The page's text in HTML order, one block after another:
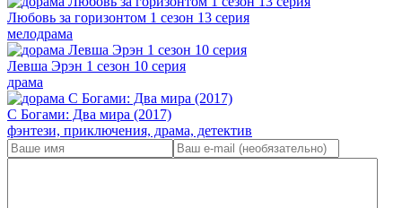
Любовь за горизонтом 1 сезон 13 серия
мелодрама
Левша Эрэн 1 сезон 10 серия
драма
С Богами: Два мира (2017)
фэнтези, приключения, драма, детектив